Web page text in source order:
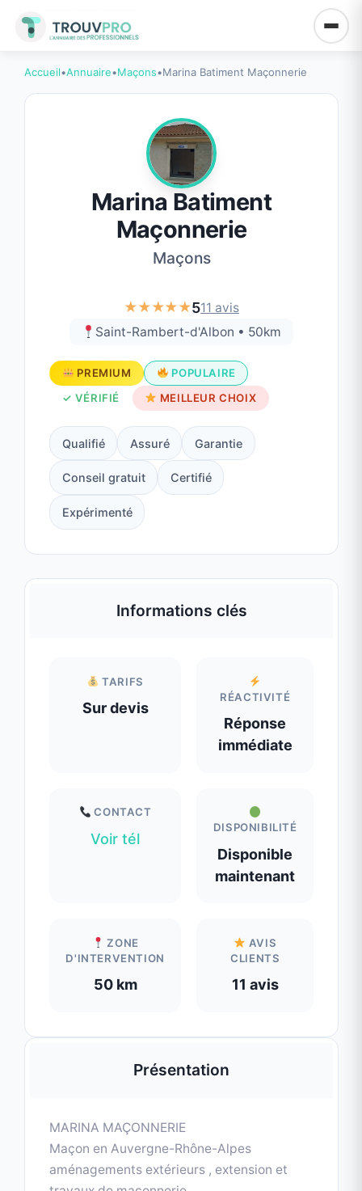
Accueil•Annuaire•Maçons•Marina Batiment Maçonnerie
Marina Batiment
Maçonnerie
Maçons
★★★★★511 avis
POPULAIRE
✓ VÉRIFIÉ MEILLEUR CHOIX
Qualifié Assuré Garantie
Conseil gratuit Certifié
Expérimenté
Informations clés
RÉACTIVITÉ
Réponse
immédiate
CONTACT
Voir tél
DISPONIBILITÉ
maintenant
50 km 11 avis
MARINA MAÇONNERIE
Maçon en Auvergne-Rhône-Alpes
travaux de maçonnerie
spécialisée dans les travaux de maçonnerie,
et la qualité de ses réalisations. Elle
des professionnels.
Basée en région Auvergne-Rhône-Alpes,
l’entreprise se déplace dans un rayon de 50
km autour de Saint-Rambert-d’Albon pour